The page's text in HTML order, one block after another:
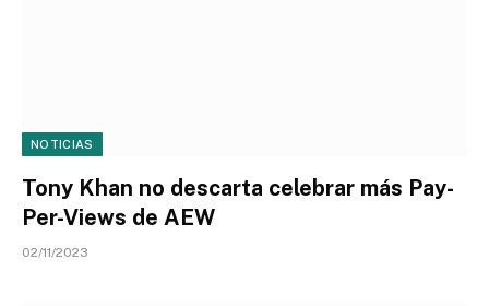
NOTICIAS
Tony Khan no descarta celebrar más Pay-
Per-Views de AEW
02/11/2023